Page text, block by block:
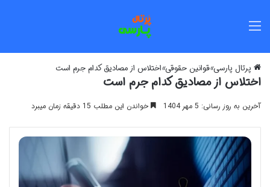
پرتال پارسی»قوانین حقوقی»اختلاس از مصادیق کدام جرم است
اختلاس از مصادیق کدام جرم است
آخرین به روز رسانی: 5 مهر 1404 خواندن این مطلب 15 دقیقه زمان میبرد